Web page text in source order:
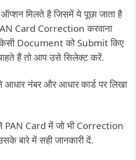
मिलते है जिसमें ये पूछा जाता है
Card Correction करवाना
Document को Submit किए
हैं तो आप उसे सिलेक्ट करें.
नंबर और आधार कार्ड पर लिखा
Card में जो भी Correction
बारे में सही जानकारी दें.